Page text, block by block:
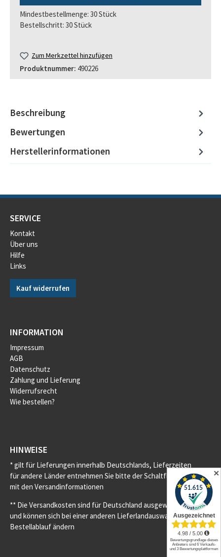
Mindestbestellmenge: 30 Stück
Bestellschritt: 30 Stück
Zum Merkzettel hinzufügen
Produktnummer: 490226
Beschreibung
Bewertungen
Herstellerinformationen
SERVICE
Kontakt
Über uns
Hilfe
Links
Kauf widerrufen
INFORMATION
Impressum
AGB
Datenschutz
Zahlung und Lieferung
Widerrufsrecht
Wie bestellen?
HINWEISE
* gilt für Lieferungen innerhalb Deutschlands, Lieferzeiten
für andere Länder entnehmen Sie bitte der Schaltfläche
mit den Versandinformationen
** Die Versandkosten sind für Deutschland ausgewiesen
und können sich bei einer anderen Lieferlandauswahl im
Bestellablauf ändern
✕